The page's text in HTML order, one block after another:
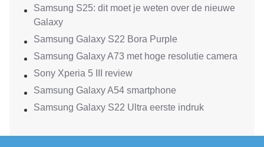
Samsung S25: dit moet je weten over de nieuwe
Galaxy
Samsung Galaxy S22 Bora Purple
Samsung Galaxy A73 met hoge resolutie camera
Sony Xperia 5 III review
Samsung Galaxy A54 smartphone
Samsung Galaxy S22 Ultra eerste indruk